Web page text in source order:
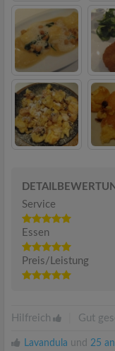
Service
Essen
Preis/Leistung
Hilfreich Gut
Lavandula und 25